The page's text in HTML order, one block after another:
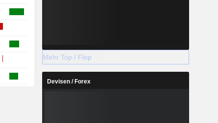
Mehr Top / Flop
Devisen / Forex